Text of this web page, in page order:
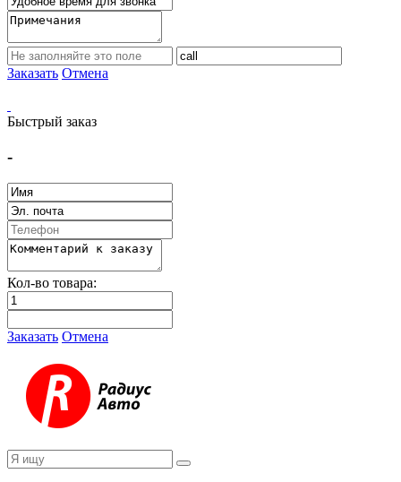
Заказать Отмена
Быстрый заказ
-
Кол-во товара:
Заказать Отмена